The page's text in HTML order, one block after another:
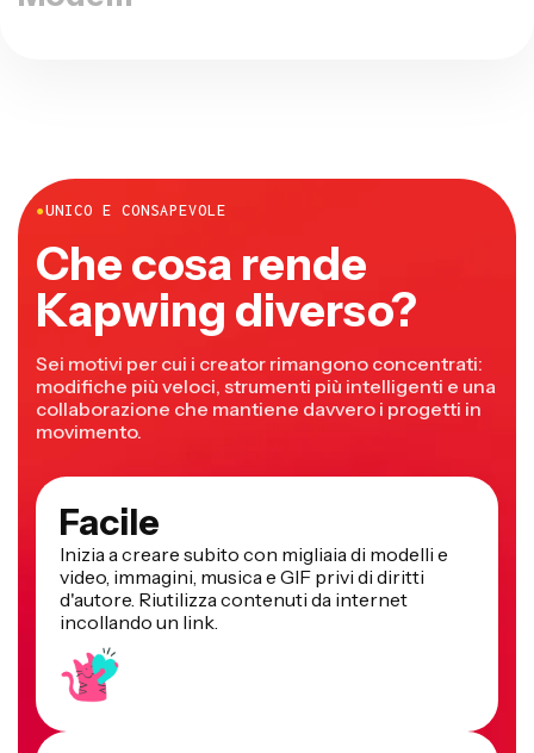
●UNICO E CONSAPEVOLE
Che cosa rende
Kapwing diverso?
Sei motivi per cui i creator rimangono concentrati:
modifiche più veloci, strumenti più intelligenti e una
collaborazione che mantiene davvero i progetti in
movimento.
Facile
Inizia a creare subito con migliaia di modelli e
video, immagini, musica e GIF privi di diritti
d'autore. Riutilizza contenuti da internet
incollando un link.